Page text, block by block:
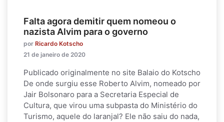
Falta agora demitir quem nomeou o
nazista Alvim para o governo
por Ricardo Kotscho
21 de janeiro de 2020
Publicado originalmente no site Balaio do Kotscho
De onde surgiu esse Roberto Alvim, nomeado por
Jair Bolsonaro para a Secretaria Especial de
Cultura, que virou uma subpasta do Ministério do
Turismo, aquele do laranjal? Ele não saiu do nada,